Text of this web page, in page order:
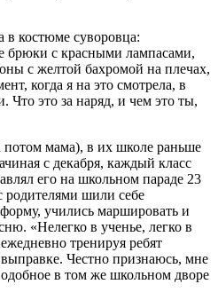
в костюме суворовца:
брюки с красными лампасами,
с желтой бахромой на плечах,
когда я на это смотрела, в
Что это за наряд, и чем это ты,
потом мама), в их школе раньше
с декабря, каждый класс
его на школьном параде 23
родителями шили себе
учились маршировать и
«Нелегко в ученье, легко в
тренируя ребят
Честно признаюсь, мне
в том же школьном дворе